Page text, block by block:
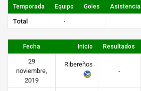
Temporada Equipo Goles Asistencia
Total -
Fecha Inicio Resultados
29
noviembre,
2019
Ribereños
-